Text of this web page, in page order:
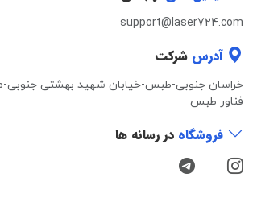
support@laser724.com
آدرس شرکت
خراسان جنوبی-طبس-خیابان شهید بهشتی جنوبی-
فناور طبس
فروشگاه در رسانه ها